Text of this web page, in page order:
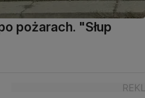
pożarach. "Słup